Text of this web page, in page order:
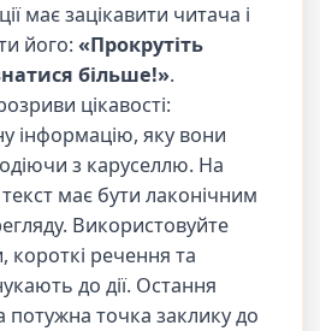
має зацікавити читача і
його:«Прокрутіть
більше!».
цікавості:
інформацію, яку вони
з каруселлю. На
має бути лаконічним
Використовуйте
короткі речення та
до дії. Остання
точка заклику до